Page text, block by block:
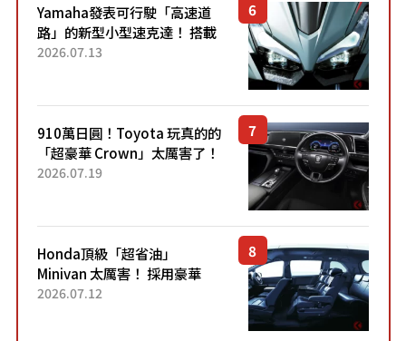
Yamaha發表可行駛「高速道
路」的新型小型速克達！ 搭載
能享受超強勁「渦輪感」的動
2026.07.13
910萬日圓！Toyota 玩真的的
「超豪華 Crown」太厲害了！
採用由「匠人技藝」打造的
2026.07.19
Honda頂級「超省油」
Minivan 太厲害！ 採用豪華
「真皮座椅」與專屬「黑色內
2026.07.12